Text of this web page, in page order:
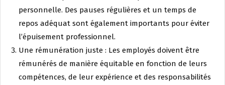
personnelle. Des pauses régulières et un temps de
repos adéquat sont également importants pour éviter
l’épuisement professionnel.
Une rémunération juste : Les employés doivent être
rémunérés de manière équitable en fonction de leurs
compétences, de leur expérience et des responsabilités